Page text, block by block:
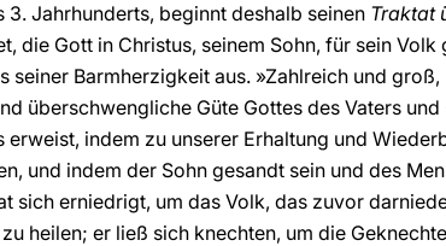
Jahrhunderts, beginnt deshalb seinen Traktat
die Gott in Christus, seinem Sohn, für sein
seiner Barmherzigkeit aus. »Zahlreich und
überschwengliche Güte Gottes des Vaters
indem zu unserer Erhaltung und
und indem der Sohn gesandt sein und des
sich erniedrigt, um das Volk, das zuvor
heilen; er ließ sich knechten, um die